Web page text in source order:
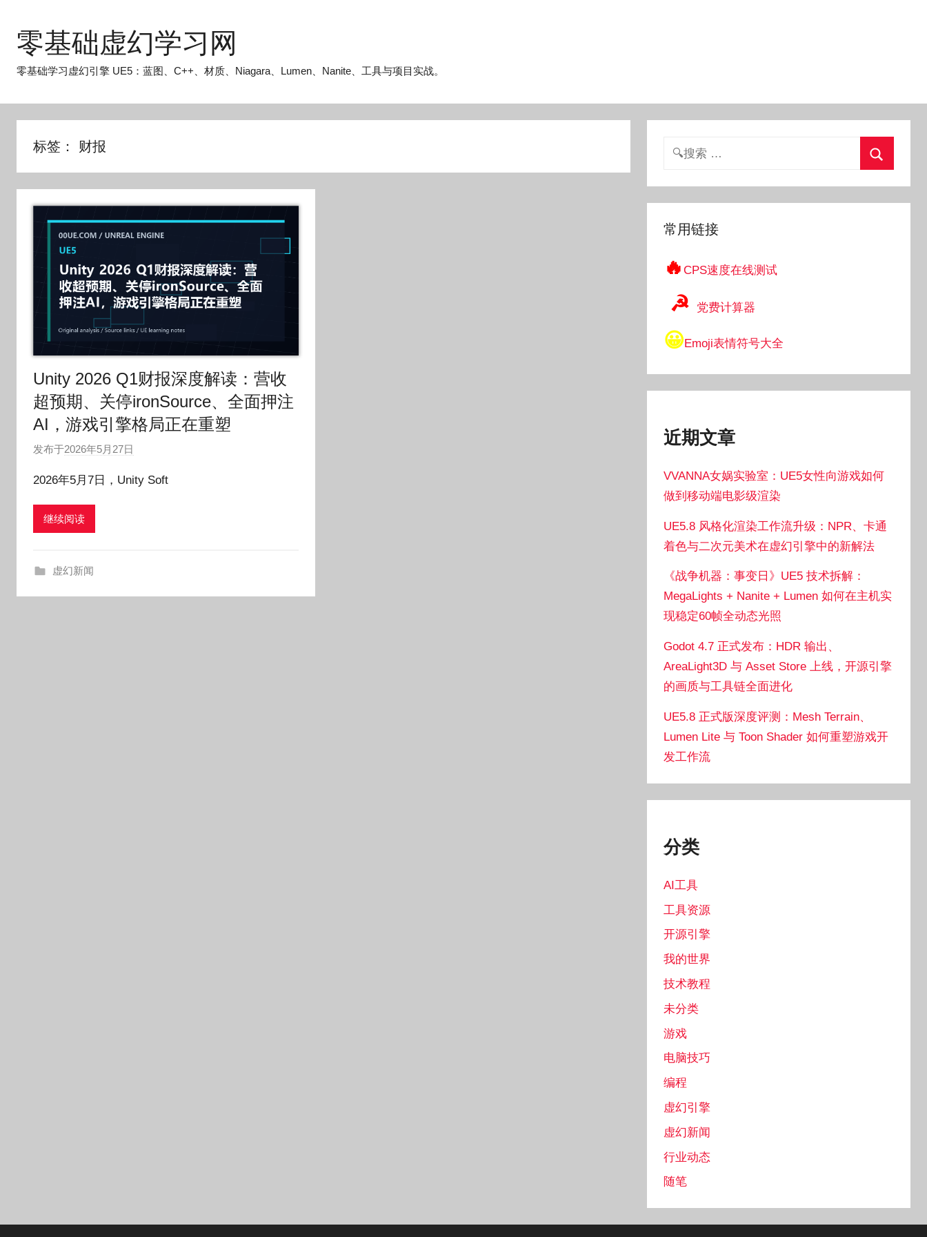
零基础虚幻学习网
零基础学习虚幻引擎 UE5：蓝图、C++、材质、Niagara、Lumen、Nanite、工具与项目实战。
标签： 财报
Unity 2026 Q1财报深度解读：营收
超预期、关停ironSource、全面押注
AI，游戏引擎格局正在重塑
发布于2026年5月27日
:
2026年5月7日，Unity Soft
继续阅读
虚幻新闻
搜
常用链接
🔥CPS速度在线测试
☭ 党费计算器
😀Emoji表情符号大全
近期文章
VVANNA女娲实验室：UE5女性向游戏如何
做到移动端电影级渲染
UE5.8 风格化渲染工作流升级：NPR、卡通
着色与二次元美术在虚幻引擎中的新解法
《战争机器：事变日》UE5 技术拆解：
MegaLights + Nanite + Lumen 如何在主机实
现稳定60帧全动态光照
Godot 4.7 正式发布：HDR 输出、
AreaLight3D 与 Asset Store 上线，开源引擎
的画质与工具链全面进化
UE5.8 正式版深度评测：Mesh Terrain、
Lumen Lite 与 Toon Shader 如何重塑游戏开
发工作流
分类
AI工具
工具资源
开源引擎
我的世界
技术教程
未分类
游戏
电脑技巧
编程
虚幻引擎
虚幻新闻
行业动态
随笔